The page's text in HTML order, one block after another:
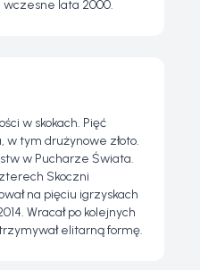
wczesne lata 2000.
w skokach. Pięć
tym drużynowe złoto.
w Pucharze Świata.
Skoczni
na pięciu igrzyskach
Wracał po kolejnych
elitarną formę.